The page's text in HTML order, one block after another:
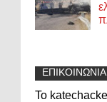
ΕΠΙΚΟΙΝΩΝΙΑ
Το